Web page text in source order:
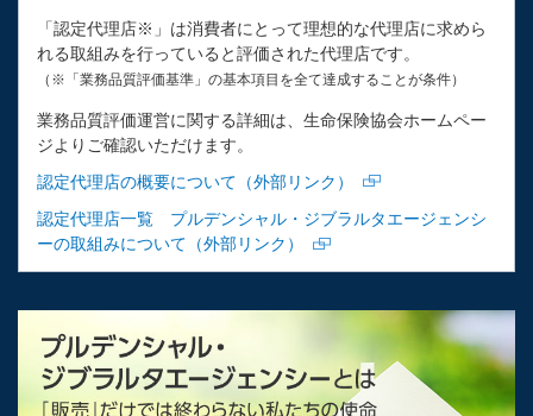
「認定代理店※」は消費者にとって理想的な代理店に求めら
れる取組みを行っていると評価された代理店です。
（※「業務品質評価基準」の基本項目を全て達成することが条件）
業務品質評価運営に関する詳細は、生命保険協会ホームペー
ジよりご確認いただけます。
認定代理店の概要について（外部リンク）
認定代理店一覧 プルデンシャル・ジブラルタエージェンシ
ーの取組みについて（外部リンク）